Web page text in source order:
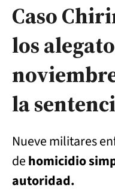
Caso
los
la
Nueve militares
dehomicidio
autoridad.